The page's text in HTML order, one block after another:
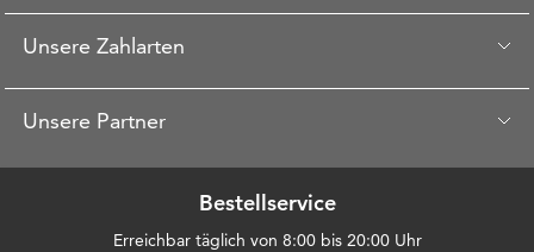
Unsere Zahlarten
Unsere Partner
Bestellservice
Erreichbar täglich von 8:00 bis 20:00 Uhr